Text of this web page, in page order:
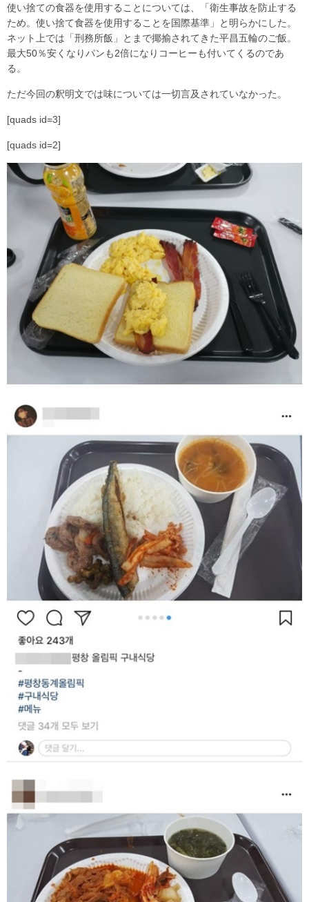
使い捨ての食器を使用することについては、「衛生事故を防止する
ため。使い捨て食器を使用することを国際基準」と明らかにした。
ネット上では「刑務所飯」とまで揶揄されてきた平昌五輪のご飯。
最大50％安くなりパンも2倍になりコーヒーも付いてくるのであ
る。
ただ今回の釈明文では味については一切言及されていなかった。
[quads id=3]
[quads id=2]